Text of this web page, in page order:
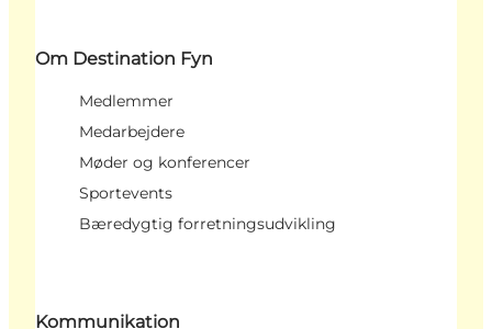
Om Destination Fyn
Medlemmer
Medarbejdere
Møder og konferencer
Sportevents
Bæredygtig forretningsudvikling
Kommunikation